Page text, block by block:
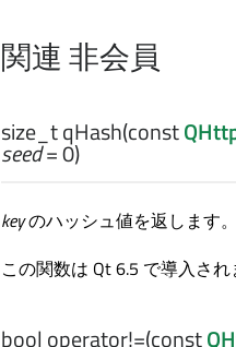
関連 非会員
size_tqHash(const
seed= 0)
keyのハッシュ値を返します
この関数は Qt 6.5 で導入され
bool operator!=(const